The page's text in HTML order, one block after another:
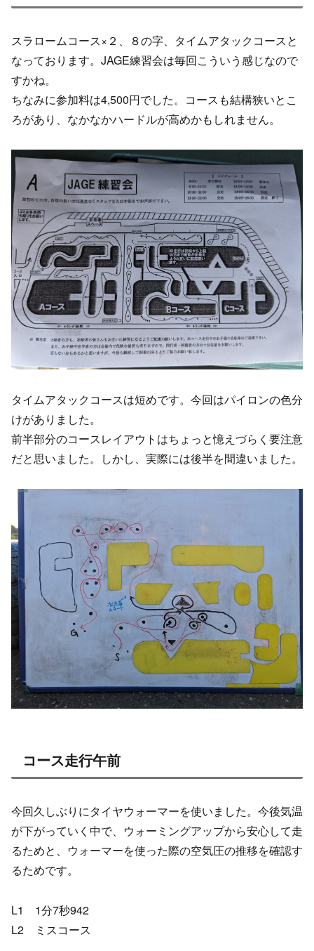
スラロームコース×２、８の字、タイムアタックコースと
なっております。JAGE練習会は毎回こういう感じなので
すかね。
ちなみに参加料は4,500円でした。コースも結構狭いとこ
ろがあり、なかなかハードルが高めかもしれません。
タイムアタックコースは短めです。今回はパイロンの色分
けがありました。
前半部分のコースレイアウトはちょっと憶えづらく要注意
だと思いました。しかし、実際には後半を間違いました。
コース走行午前
今回久しぶりにタイヤウォーマーを使いました。今後気温
が下がっていく中で、ウォーミングアップから安心して走
るためと、ウォーマーを使った際の空気圧の推移を確認す
るためです。
L1 1分7秒942
L2 ミスコース